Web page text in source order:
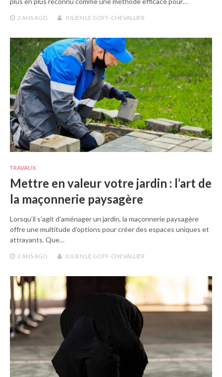
2 ANS AGO JULIEN LE GOFF-CHEVALLIER
TRAVAUX
Mettre en valeur votre jardin : l’art de
la maçonnerie paysagère
Lorsqu’il s’agit d’aménager un jardin, la maçonnerie paysagère
offre une multitude d’options pour créer des espaces uniques et
attrayants. Que…
2 ANS AGO JULIEN LE GOFF-CHEVALLIER